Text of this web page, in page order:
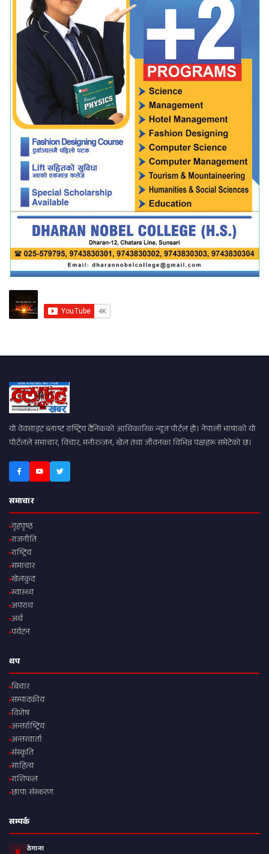
यो वेवसाइट ब्लाष्ट राष्ट्रिय दैनिकको आधिकारिक न्यूज पोर्टल हो। नेपाली भाषाको यो
पोर्टलले समाचार, विचार, मनोरञ्जन, खेल तथा जीवनका विभिन्न पक्षहरू समेटेको छ।
समाचार
गृहपृष्ठ
राजनीति
राष्ट्रिय
समाचार
खेलकुद
स्वास्थ्य
अपराध
अर्थ
पर्यटन
थप
बिचार
सम्पादकीय
विशेष
अन्तर्राष्ट्रिय
अन्तरवार्ता
संस्कृति
साहित्य
राशिफल
छापा संस्करण
सम्पर्क
ठेगाना